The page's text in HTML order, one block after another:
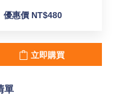
優惠價 NT$480
立即購買
單